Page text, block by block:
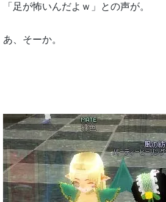
「足が怖いんだよｗ」との声が。
あ、そーか。